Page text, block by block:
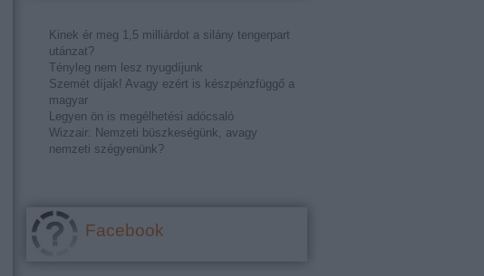
Kinek ér meg 1,5 milliárdot a silány tengerpart
utánzat?
Tényleg nem lesz nyugdíjunk
Szemét díjak! Avagy ezért is készpénzfüggő a
magyar
Legyen ön is megélhetési adócsaló
Wizzair: Nemzeti büszkeségünk, avagy
nemzeti szégyenünk?
Facebook